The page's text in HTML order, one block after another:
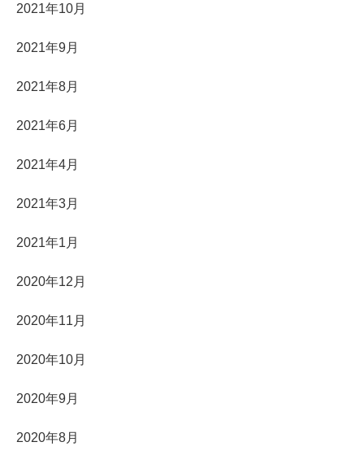
2021年10月
2021年9月
2021年8月
2021年6月
2021年4月
2021年3月
2021年1月
2020年12月
2020年11月
2020年10月
2020年9月
2020年8月